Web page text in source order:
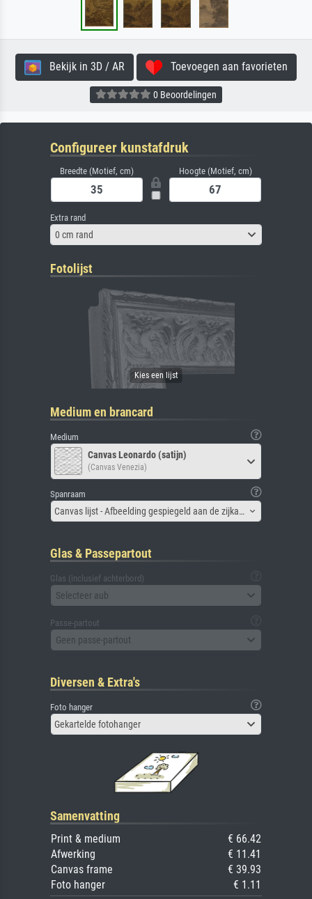
Bekijk in 3D / AR Toevoegen aan favorieten
0 Beoordelingen
Configureer kunstafdruk
Breedte (Motief, cm) Hoogte (Motief, cm)
Extra rand
0 cm rand
Fotolijst
Medium en brancard
Medium
Canvas Leonardo (satijn)
(Canvas Venezia)
Spanraam
Canvas lijst - Afbeelding gespiegeld aan de zijkant
Glas & Passepartout
Glas (inclusief achterbord)
Selecteer aub
Passe-partout
Geen passe-partout
Diversen & Extra's
Foto hanger
Gekartelde fotohanger
Samenvatting
Print & medium
€ 66.42
Afwerking
€ 11.41
Canvas frame
€ 39.93
Foto hanger
€ 1.11